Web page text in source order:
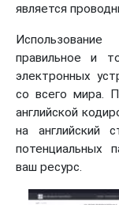
является
правильное и
электронных
со всего мира.
английской
на английский
потенциальных
ваш ресурс.